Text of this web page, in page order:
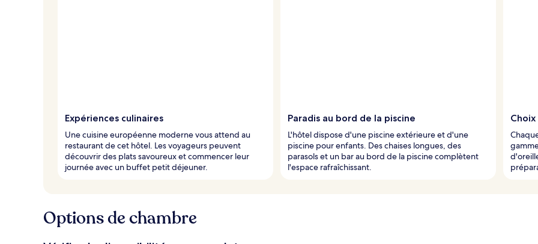
Expériences culinaires
Une cuisine européenne moderne vous attend au
restaurant de cet hôtel. Les voyageurs peuvent
découvrir des plats savoureux et commencer leur
journée avec un buffet petit déjeuner.
Paradis au bord de la piscine
L'hôtel dispose d'une piscine extérieure et d'une
piscine pour enfants. Des chaises longues, des
parasols et un bar au bord de la piscine complètent
l'espace rafraîchissant.
Options de chambre